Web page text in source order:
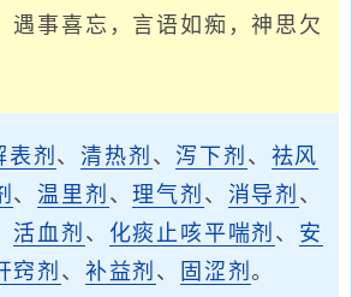
遇事喜忘，言语如痴，神思欠
表剂 、清热剂 、 泻下剂 、 祛风
、温里剂 、理气剂 、 消导剂 、
活血剂 、 化痰止咳平喘剂 、 安
窍剂 、 补益剂 、 固涩剂。